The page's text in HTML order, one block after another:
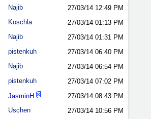
Najib 27/03/14 12:49 PM
Koschla 27/03/14 01:13 PM
Najib 27/03/14 01:31 PM
pistenkuh 27/03/14 06:40 PM
Najib 27/03/14 06:54 PM
pistenkuh 27/03/14 07:02 PM
JasminH 27/03/14 08:43 PM
Uschen 27/03/14 10:56 PM